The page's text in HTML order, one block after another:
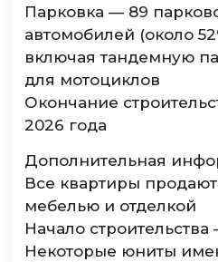
Парковка — 89
автомобилей (около
включая тандемную
для мотоциклов
Окончание
2026 года
Дополнительная
Все квартиры
мебелью и отделкой
Начало строительства
Некоторые юниты